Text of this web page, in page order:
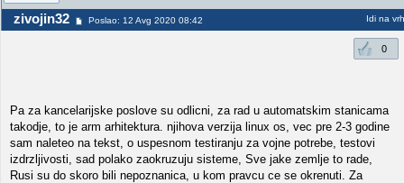
zivojin32 Poslao: 12 Avg 2020 08:42 Idi na vrh
0
Pa za kancelarijske poslove su odlicni, za rad u automatskim stanicama
takodje, to je arm arhitektura. njihova verzija linux os, vec pre 2-3 godine
sam naleteo na tekst, o uspesnom testiranju za vojne potrebe, testovi
izdrzljivosti, sad polako zaokruzuju sisteme, Sve jake zemlje to rade,
Rusi su do skoro bili nepoznanica, u kom pravcu ce se okrenuti. Za